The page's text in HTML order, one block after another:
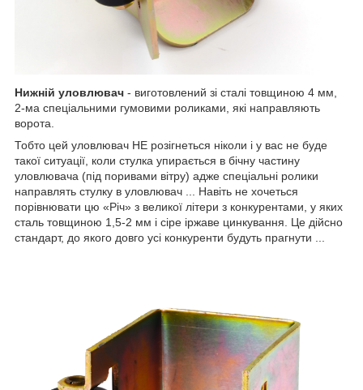
Нижній уловлювач - виготовлений зі сталі товщиною 4 мм,
2-ма спеціальними гумовими роликами, які направляють
ворота.
Тобто цей уловлювач НЕ розігнеться ніколи і у вас не буде
такої ситуації, коли стулка упирається в бічну частину
уловлювача (під поривами вітру) адже спеціальні ролики
направлять стулку в уловлювач ... Навіть не хочеться
порівнювати цю «Річ» з великої літери з конкурентами, у яких
сталь товщиною 1,5-2 мм і сіре іржаве цинкування. Це дійсно
стандарт, до якого довго усі конкуренти будуть прагнути ...